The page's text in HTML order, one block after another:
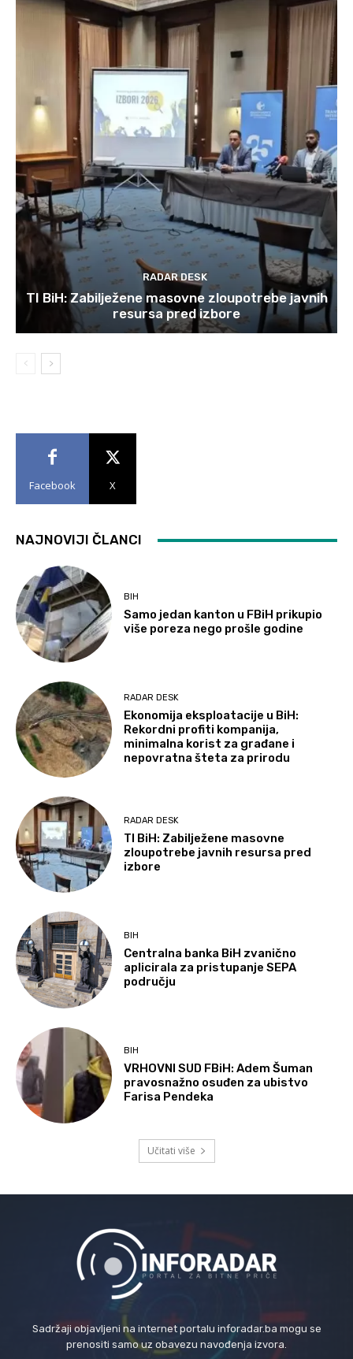
RADAR DESK
TI BiH: Zabilježene masovne zloupotrebe javnih
resursa pred izbore
Facebook X
NAJNOVIJI ČLANCI
BIH
Samo jedan kanton u FBiH prikupio
više poreza nego prošle godine
RADAR DESK
Ekonomija eksploatacije u BiH:
Rekordni profiti kompanija,
minimalna korist za građane i
nepovratna šteta za prirodu
RADAR DESK
TI BiH: Zabilježene masovne
zloupotrebe javnih resursa pred
izbore
BIH
Centralna banka BiH zvanično
aplicirala za pristupanje SEPA
području
BIH
VRHOVNI SUD FBiH: Adem Šuman
pravosnažno osuđen za ubistvo
Farisa Pendeka
Učitati više
Sadržaji objavljeni na internet portalu inforadar.ba mogu se
prenositi samo uz obavezu navođenja izvora.